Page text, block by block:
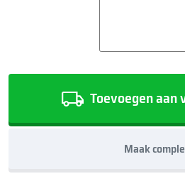
Toevoegen aan
Maak